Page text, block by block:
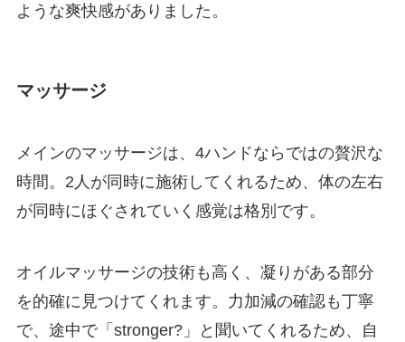
ような爽快感がありました。
マッサージ
メインのマッサージは、4ハンドならではの贅沢な
時間。2人が同時に施術してくれるため、体の左右
が同時にほぐされていく感覚は格別です。
オイルマッサージの技術も高く、凝りがある部分
を的確に見つけてくれます。力加減の確認も丁寧
で、途中で「stronger?」と聞いてくれるため、自